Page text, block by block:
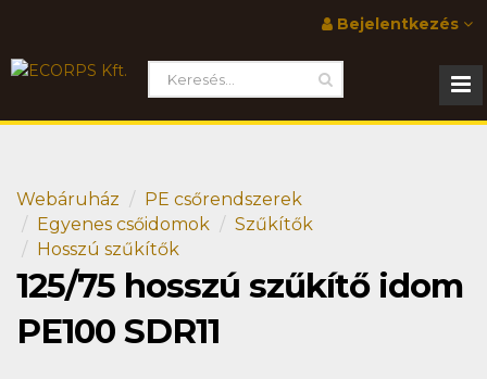
Bejelentkezés
Webáruház
PE csőrendszerek
Egyenes csőidomok
Szűkítők
Hosszú szűkítők
125/75 hosszú szűkítő idom
PE100 SDR11